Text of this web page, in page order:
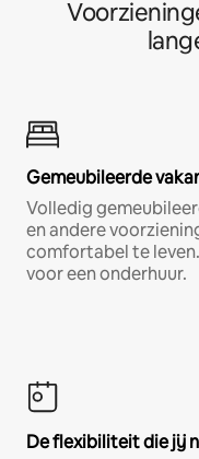
Gemeubileerde
Volledig
en andere
comfortabel te
voor een onderhuur.
De flexibiliteit die jij